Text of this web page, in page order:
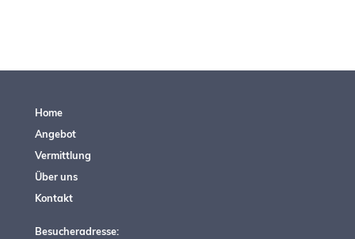
Home
Angebot
Vermittlung
Über uns
Kontakt
Besucheradresse: